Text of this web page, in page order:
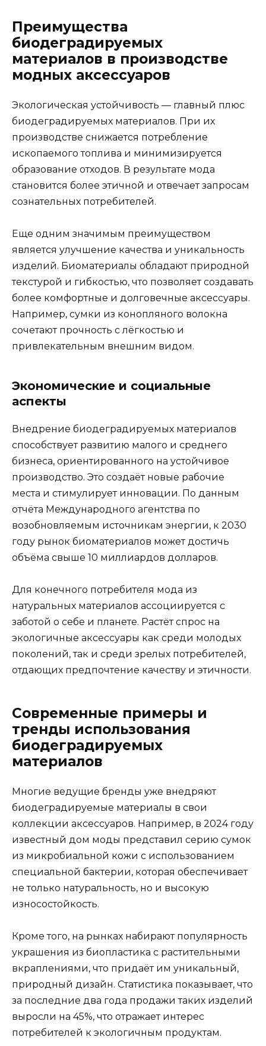
Преимущества
биодеградируемых
материалов в производстве
модных аксессуаров
Экологическая устойчивость — главный плюс
биодеградируемых материалов. При их
производстве снижается потребление
ископаемого топлива и минимизируется
образование отходов. В результате мода
становится более этичной и отвечает запросам
сознательных потребителей.
Еще одним значимым преимуществом
является улучшение качества и уникальность
изделий. Биоматериалы обладают природной
текстурой и гибкостью, что позволяет создавать
более комфортные и долговечные аксессуары.
Например, сумки из конопляного волокна
сочетают прочность с лёгкостью и
привлекательным внешним видом.
Экономические и социальные
аспекты
Внедрение биодеградируемых материалов
способствует развитию малого и среднего
бизнеса, ориентированного на устойчивое
производство. Это создаёт новые рабочие
места и стимулирует инновации. По данным
отчёта Международного агентства по
возобновляемым источникам энергии, к 2030
году рынок биоматериалов может достичь
объёма свыше 10 миллиардов долларов.
Для конечного потребителя мода из
натуральных материалов ассоциируется с
заботой о себе и планете. Растёт спрос на
экологичные аксессуары как среди молодых
поколений, так и среди зрелых потребителей,
отдающих предпочтение качеству и этичности.
Современные примеры и
тренды использования
биодеградируемых
материалов
Многие ведущие бренды уже внедряют
биодеградируемые материалы в свои
коллекции аксессуаров. Например, в 2024 году
известный дом моды представил серию сумок
из микробиальной кожи с использованием
специальной бактерии, которая обеспечивает
не только натуральность, но и высокую
износостойкость.
Кроме того, на рынках набирают популярность
украшения из биопластика с растительными
вкраплениями, что придаёт им уникальный,
природный дизайн. Статистика показывает, что
за последние два года продажи таких изделий
выросли на 45%, что отражает интерес
потребителей к экологичным продуктам.